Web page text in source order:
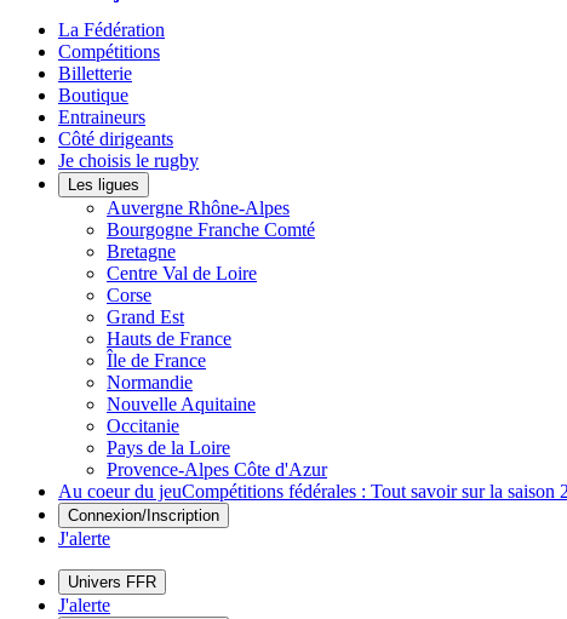
La Fédération
Compétitions
Billetterie
Boutique
Entraineurs
Côté dirigeants
Je choisis le rugby
Les ligues
Auvergne Rhône-Alpes
Bourgogne Franche Comté
Bretagne
Centre Val de Loire
Corse
Grand Est
Hauts de France
Île de France
Normandie
Nouvelle Aquitaine
Occitanie
Pays de la Loire
Provence-Alpes Côte d'Azur
Au coeur du jeuCompétitions fédérales : Tout savoir sur la saison
Connexion/Inscription
J'alerte
Univers FFR
J'alerte